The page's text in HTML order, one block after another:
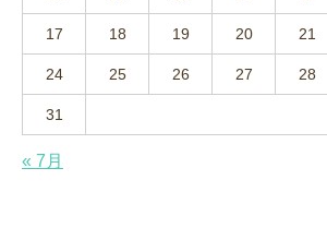
17 18 19 20 21
24 25 26 27 28
31
« 7月